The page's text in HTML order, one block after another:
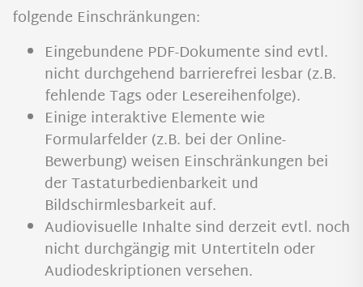
folgende Einschränkungen:
Eingebundene PDF-Dokumente sind evtl.
nicht durchgehend barrierefrei lesbar (z.B.
fehlende Tags oder Lesereihenfolge).
Einige interaktive Elemente wie
Formularfelder (z.B. bei der Online-
Bewerbung) weisen Einschränkungen bei
der Tastaturbedienbarkeit und
Bildschirmlesbarkeit auf.
Audiovisuelle Inhalte sind derzeit evtl. noch
nicht durchgängig mit Untertiteln oder
Audiodeskriptionen versehen.